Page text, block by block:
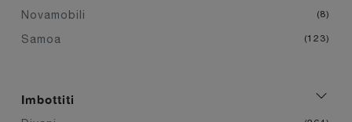
Novamobili 8
Samoa 123
Imbottiti